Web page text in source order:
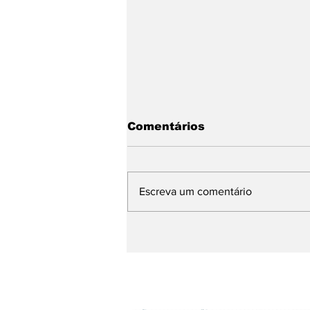
Comentários
Escreva um comentário